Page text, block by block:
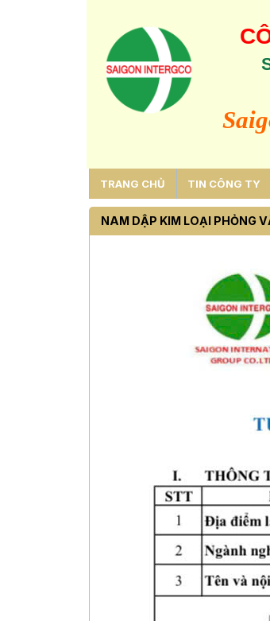
TRANG CHỦ TIN CÔNG TY
NAM DẬP KIM LOẠI PHỎNG